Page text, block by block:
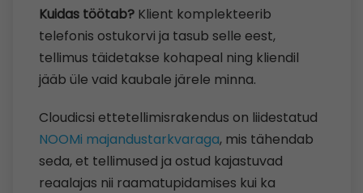
Kuidas töötab? Klient komplekteerib
telefonis ostukorvi ja tasub selle eest,
tellimus täidetakse kohapeal ning kliendil
jääb üle vaid kaubale järele minna.
Cloudicsi ettetellimisrakendus on liidestatud
NOOMi majandustarkvaraga, mis tähendab
seda, et tellimused ja ostud kajastuvad
reaalajas nii raamatupidamises kui ka